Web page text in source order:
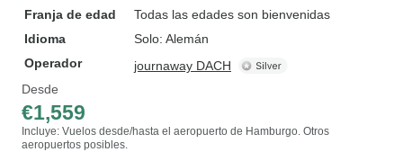
Franja de edad
Todas las edades son bienvenidas
Idioma
Solo: Alemán
Operador
journaway DACH
Desde
€1,559
Incluye: Vuelos desde/hasta el aeropuerto de Hamburgo. Otros
aeropuertos posibles.